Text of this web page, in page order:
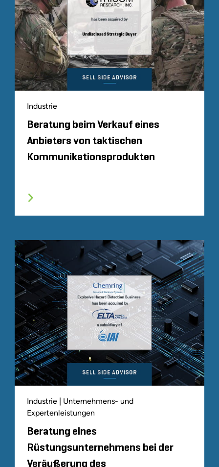
Industrie
Beratung beim Verkauf eines
Anbieters von taktischen
Kommunikationsprodukten
Industrie | Unternehmens- und
Expertenleistungen
Beratung eines
Rüstungsunternehmens bei der
Veräußerung des